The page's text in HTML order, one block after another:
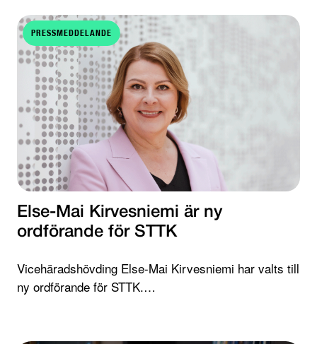
PRESSMEDDELANDE
Else-Mai Kirvesniemi är ny
ordförande för STTK
Vicehäradshövding Else-Mai Kirvesniemi har valts till
ny ordförande för STTK.…